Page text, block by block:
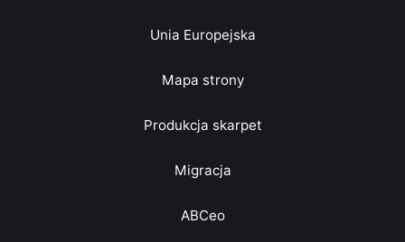
Unia Europejska
Mapa strony
Produkcja skarpet
Migracja
ABCeo